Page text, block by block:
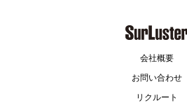
会社概要
お問い合わせ
リクルート